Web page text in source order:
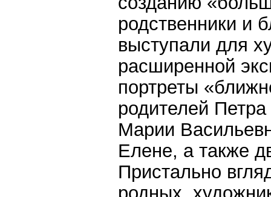
родственники и
выступали для
расширенной
портреты
родителей
Марии
Елене, а также
Пристально
родных,